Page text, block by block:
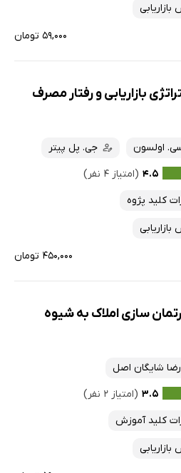
۵۹,۰۰۰ تومان
بازاریابی و رفتار مصرف
اولسون
جی. پل پیتر
۴.۵ (امتیاز ۴ نفر)
کلید پژوه
۴۵۰,۰۰۰ تومان
سازی املاک به شیوه
شایگان اصل
۳.۵ (امتیاز ۲ نفر)
کلید آموزش